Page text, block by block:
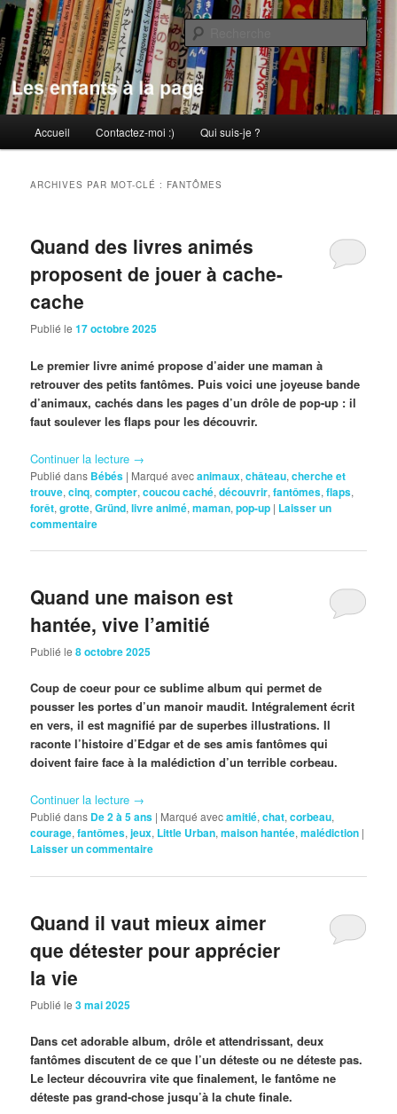
Aller
au
contenu
principal
Aller
au
contenu
secondaireLes enfants à la page
principal
Accueil Contactez-moi :) Qui suis-je ?
ARCHIVES PAR MOT-CLÉ : FANTÔMES
Quand des livres animés
proposent de jouer à cache-
cache
Publié le17 octobre 2025
Le premier livre animé propose d’aider une maman à
retrouver des petits fantômes. Puis voici une joyeuse bande
d’animaux, cachés dans les pages d’un drôle de pop-up : il
faut soulever les flaps pour les découvrir.
Continuer la lecture →
Publié dans Bébés | Marqué avecanimaux,château,cherche et
trouve,cinq,compter,coucou caché,découvrir,fantômes,flaps,
forêt,grotte,Gründ,livre animé,maman,pop-up | Laisser un
commentaire
Quand une maison est
hantée, vive l’amitié
Publié le8 octobre 2025
Coup de coeur pour ce sublime album qui permet de
pousser les portes d’un manoir maudit. Intégralement écrit
en vers, il est magnifié par de superbes illustrations. Il
raconte l’histoire d’Edgar et de ses amis fantômes qui
doivent faire face à la malédiction d’un terrible corbeau.
Continuer la lecture →
Publié dans De 2 à 5 ans | Marqué avecamitié,chat,corbeau,
courage,fantômes,jeux, Little Urban,maison hantée,malédiction |
Laisser un commentaire
Quand il vaut mieux aimer
que détester pour apprécier
la vie
Publié le3 mai 2025
Dans cet adorable album, drôle et attendrissant, deux
fantômes discutent de ce que l’un déteste ou ne déteste pas.
Le lecteur découvrira vite que finalement, le fantôme ne
déteste pas grand-chose jusqu’à la chute finale.